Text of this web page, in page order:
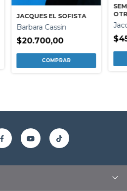
JACQUES EL SOFISTA
Barbara Cassin
$20.700,00